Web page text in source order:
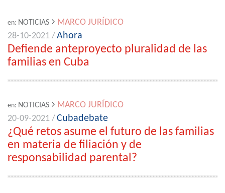
en: NOTICIAS
MARCO JURÍDICO
28-10-2021 /Ahora
Defiende anteproyecto pluralidad de las
familias en Cuba
en: NOTICIAS
MARCO JURÍDICO
20-09-2021 /Cubadebate
¿Qué retos asume el futuro de las familias
en materia de filiación y de
responsabilidad parental?